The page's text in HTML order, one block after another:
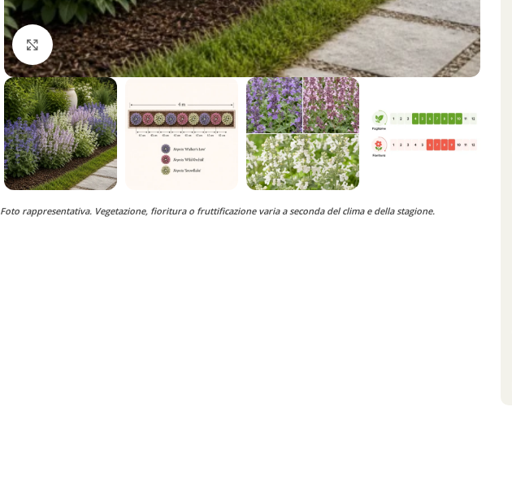
Clicca per ingrandire
Foto rappresentativa. Vegetazione, fioritura o fruttificazione varia a seconda del clima e della stagione.